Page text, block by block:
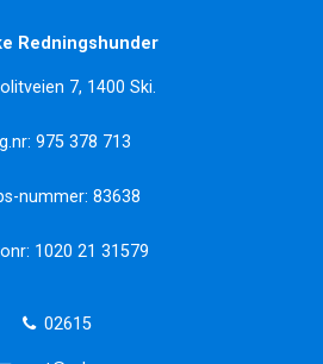
Redningshunder
7, 1400 Ski.
975 378 713
nummer: 83638
1020 21 31579
02615